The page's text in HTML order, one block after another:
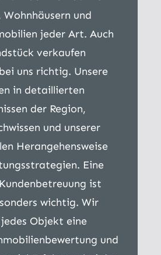
Wohnhäusern und
jeder Art. Auch
verkaufen
uns richtig. Unsere
in detaillierten
der Region,
und unserer
Herangehensweise
Eine
ist
wichtig. Wir
Objekt eine
und